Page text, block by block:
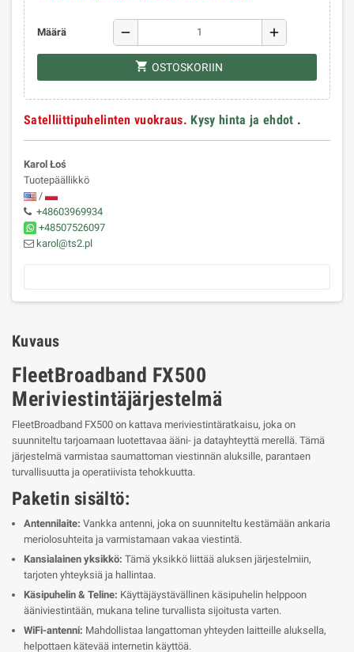
Määrä remove add
shopping_cart OSTOSKORIIN
Satelliittipuhelinten vuokraus. Kysy hinta ja ehdot .
Karol Łoś
Tuotepäällikkö
/
+48603969934
+48507526097
karol@ts2.pl
Kuvaus
FleetBroadband FX500
Meriviestintäjärjestelmä
FleetBroadband FX500 on kattava meriviestintäratkaisu, joka on
suunniteltu tarjoamaan luotettavaa ääni- ja datayhteyttä merellä. Tämä
järjestelmä varmistaa saumattoman viestinnän aluksille, parantaen
turvallisuutta ja operatiivista tehokkuutta.
Paketin sisältö:
Antennilaite: Vankka antenni, joka on suunniteltu kestämään ankaria
meriolosuhteita ja varmistamaan vakaa viestintä.
Kansialainen yksikkö: Tämä yksikkö liittää aluksen järjestelmiin,
tarjoten yhteyksiä ja hallintaa.
Käsipuhelin & Teline: Käyttäjäystävällinen käsipuhelin helppoon
ääniviestintään, mukana teline turvallista sijoitusta varten.
WiFi-antenni: Mahdollistaa langattoman yhteyden laitteille aluksella,
helpottaen kätevää internetin käyttöä.